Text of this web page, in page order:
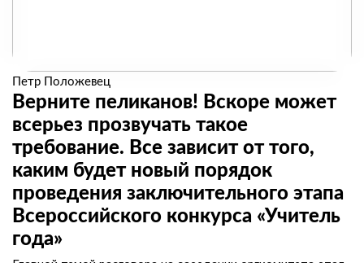
Петр Положевец
Верните пеликанов! Вскоре может
всерьез прозвучать такое
требование. Все зависит от того,
каким будет новый порядок
проведения заключительного этапа
Всероссийского конкурса «Учитель
года»